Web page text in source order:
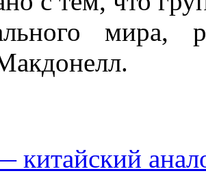
мира,
китайский